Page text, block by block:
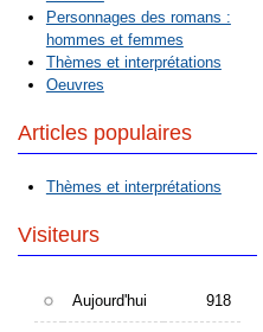
Personnages des romans :
hommes et femmes
Thèmes et interprétations
Oeuvres
Articles populaires
Thèmes et interprétations
Visiteurs
Aujourd'hui 918